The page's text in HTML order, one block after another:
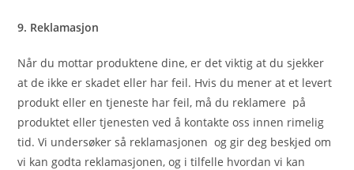
9. Reklamasjon
Når du mottar produktene dine, er det viktig at du sjekker
at de ikke er skadet eller har feil. Hvis du mener at et levert
produkt eller en tjeneste har feil, må du reklamere på
produktet eller tjenesten ved å kontakte oss innen rimelig
tid. Vi undersøker så reklamasjonen og gir deg beskjed om
vi kan godta reklamasjonen, og i tilfelle hvordan vi kan